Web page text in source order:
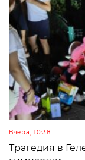
Вчера, 10:38
Трагедия в